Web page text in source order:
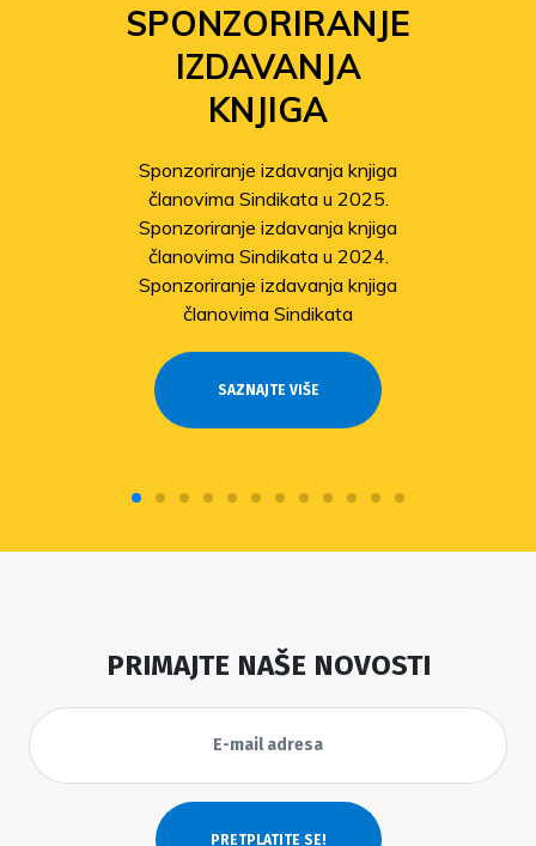
SPONZORIRANJE
IZDAVANJA
KNJIGA
Sponzoriranje izdavanja knjiga
članovima Sindikata u 2025.
Sponzoriranje izdavanja knjiga
članovima Sindikata u 2024.
Sponzoriranje izdavanja knjiga
članovima Sindikata
SAZNAJTE VIŠE
PRIMAJTE NAŠE NOVOSTI